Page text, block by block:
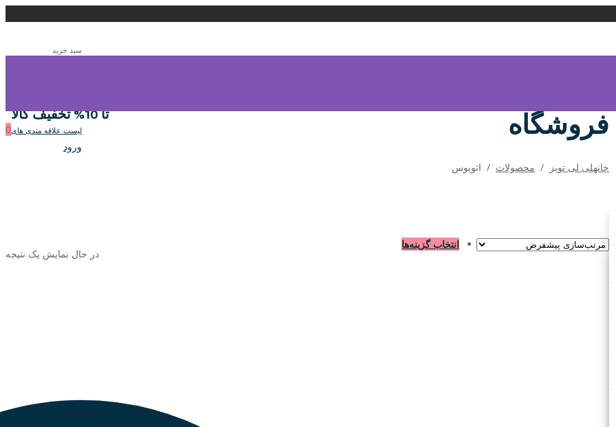
سبد خرید
لیست علاقه مندی های0
ورود
تا 10% تخفیف کالا فروشگاه
خانهلی لی تویز / محصولات / اتوبوس
در حال نمایش یک نتیجه
انتخاب گزینه‌ها